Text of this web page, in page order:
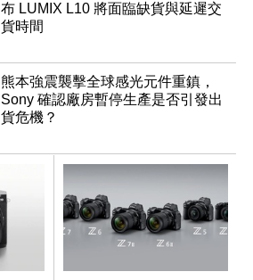
布 LUMIX L10 將面臨缺貨與延遲交
貨時間
熊本強震襲擊全球感光元件重鎮，
Sony 確認廠房暫停生產是否引發出
貨危機？